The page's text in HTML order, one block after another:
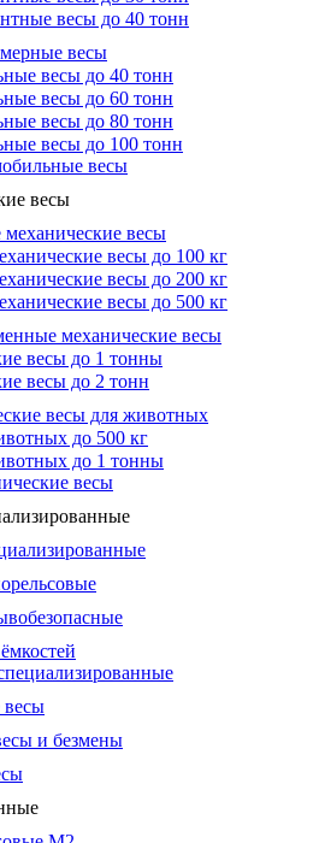
весы до 40 тонн
весы
весы до 40 тонн
весы до 60 тонн
весы до 80 тонн
весы до 100 тонн
весы
весы
весы
весы до 100 кг
весы до 200 кг
весы до 500 кг
механические весы
весы до 1 тонны
весы до 2 тонн
весы для животных
до 500 кг
до 1 тонны
весы
и безмены